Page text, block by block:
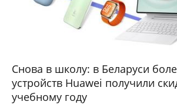
Снова в школу: в Беларуси
устройств Huawei получили
учебному году